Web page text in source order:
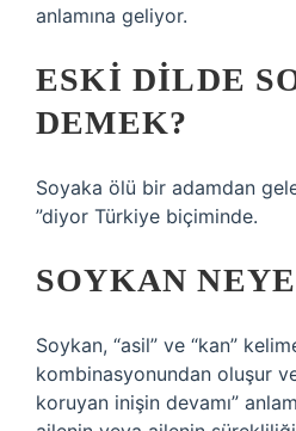
anlamına geliyor.
ESKI DILDE
DEMEK?
Soyaka ölü bir adamdan
”diyor Türkiye biçiminde.
SOYKAN
Soykan, “asil” ve “kan”
kombinasyonundan oluşur
koruyan inişin devamı”